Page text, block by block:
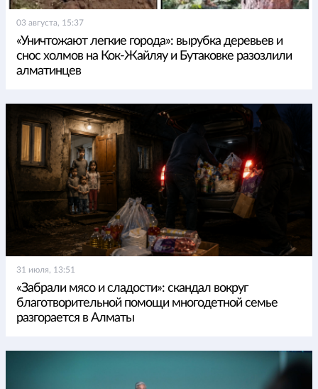
03 августа, 15:37
«Уничтожают легкие города»: вырубка деревьев и
снос холмов на Кок-Жайляу и Бутаковке разозлили
алматинцев
31 июля, 13:51
«Забрали мясо и сладости»: скандал вокруг
благотворительной помощи многодетной семье
разгорается в Алматы